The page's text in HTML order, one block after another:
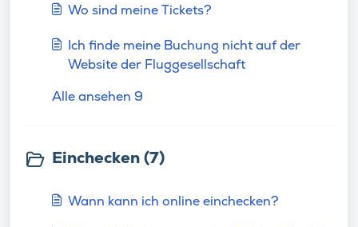
Wo sind meine Tickets?
Ich finde meine Buchung nicht auf der
Website der Fluggesellschaft
Alle ansehen 9
Einchecken (7)
Wann kann ich online einchecken?